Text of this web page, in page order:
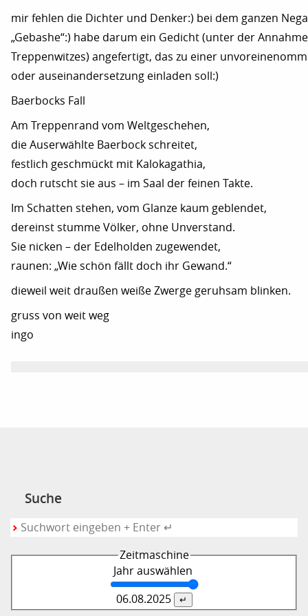
mir fehlen die Dichter und Denker:) bei dem ganzen
„Gebashe“:) habe darum ein Gedicht (unter der
Treppenwitzes) angefertigt, das zu einer
oder auseinandersetzung einladen soll:)
Baerbocks Fall
Am Treppenrand vom Weltgeschehen,
die Auserwählte Baerbock schreitet,
festlich geschmückt mit Kalokagathia,
doch rutscht sie aus – im Saal der feinen Takte.
Im Schatten stehen, vom Glanze kaum geblendet,
dereinst stumme Völker, ohne Unverstand.
Sie nicken – der Edelholden zugewendet,
raunen: „Wie schön fällt doch ihr Gewand.“
dieweil weit draußen weiße Zwerge geruhsam blinken.
gruss von weit weg
ingo
Suche
Zeitmaschine
Jahr auswählen
06.08.2025